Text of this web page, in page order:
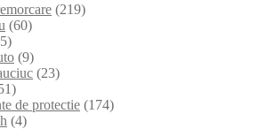
(219)
(60)
(9)
(23)
de protectie (174)
(4)